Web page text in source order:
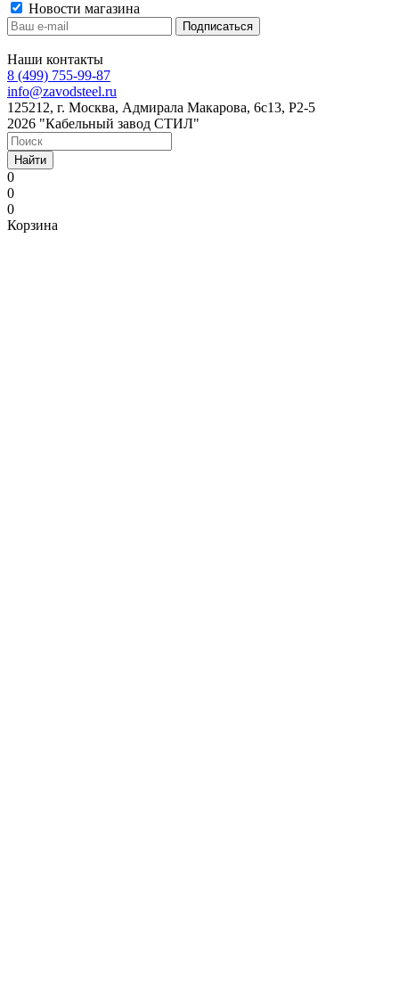
Новости магазина
Наши контакты
8 (499) 755-99-87
info@zavodsteel.ru
125212, г. Москва, Адмирала Макарова, 6с13, Р2-5
2026 "Кабельный завод СТИЛ"
Найти
0
0
0
Корзина